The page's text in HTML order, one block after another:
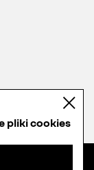
pliki cookies